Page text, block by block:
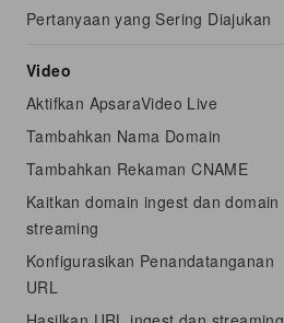
Pertanyaan yang Sering Diajukan
Video
Aktifkan ApsaraVideo Live
Tambahkan Nama Domain
Tambahkan Rekaman CNAME
Kaitkan domain ingest dan domain
streaming
Konfigurasikan Penandatanganan
URL